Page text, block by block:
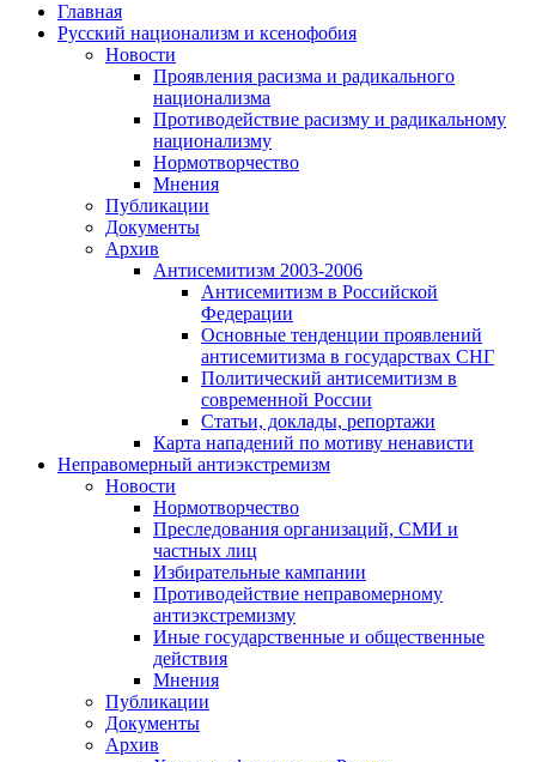
Главная
Русский национализм и ксенофобия
Новости
Проявления расизма и радикального
национализма
Противодействие расизму и радикальному
национализму
Нормотворчество
Мнения
Публикации
Документы
Архив
Антисемитизм 2003-2006
Антисемитизм в Российской
Федерации
Основные тенденции проявлений
антисемитизма в государствах СНГ
Политический антисемитизм в
современной России
Статьи, доклады, репортажи
Карта нападений по мотиву ненависти
Неправомерный антиэкстремизм
Новости
Нормотворчество
Преследования организаций, СМИ и
частных лиц
Избирательные кампании
Противодействие неправомерному
антиэкстремизму
Иные государственные и общественные
действия
Мнения
Публикации
Документы
Архив